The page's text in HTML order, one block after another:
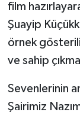
film
Şuayip
örnek
ve sahip
Sevenlerinin
Şairimiz